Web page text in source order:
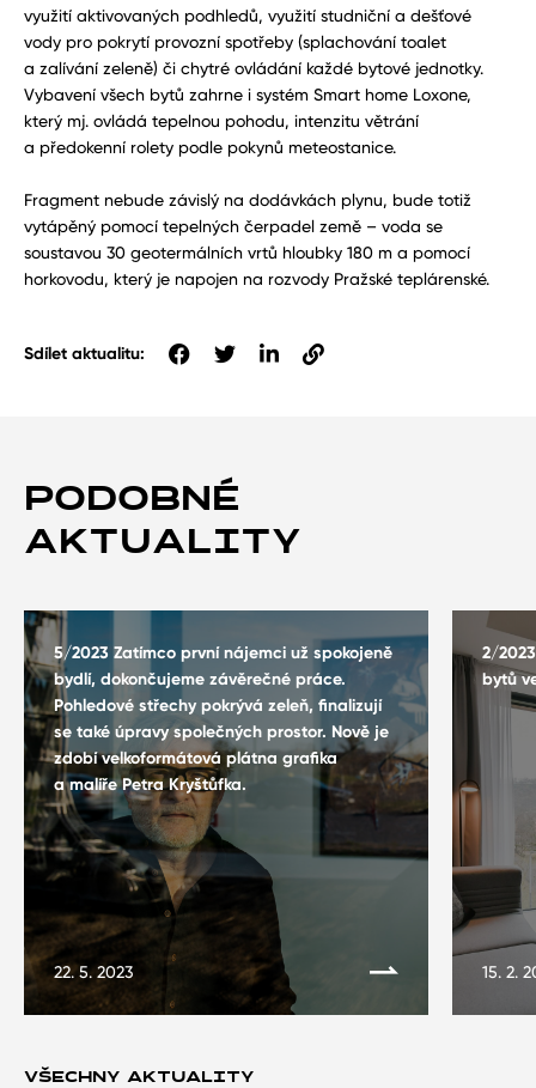
využití aktivovaných podhledů, využití studniční a dešťové
vody pro pokrytí provozní spotřeby (splachování toalet
a zalívání zeleně) či chytré ovládání každé bytové jednotky.
Vybavení všech bytů zahrne i systém Smart home Loxone,
který mj. ovládá tepelnou pohodu, intenzitu větrání
a předokenní rolety podle pokynů meteostanice.
Fragment nebude závislý na dodávkách plynu, bude totiž
vytápěný pomocí tepelných čerpadel země – voda se
soustavou 30 geotermálních vrtů hloubky 180 m a pomocí
horkovodu, který je napojen na rozvody Pražské teplárenské.
Sdílet aktualitu:
PODOBNÉ
AKTUALITY
5/2023 Zatímco první nájemci už spokojeně
bydlí, dokončujeme závěrečné práce.
Pohledové střechy pokrývá zeleň, finalizují
se také úpravy společných prostor. Nově je
zdobí velkoformátová plátna grafika
a malíře Petra Kryštůfka.
22. 5. 2023
2/
bytů
15. 2.
VŠECHNY AKTUALITY